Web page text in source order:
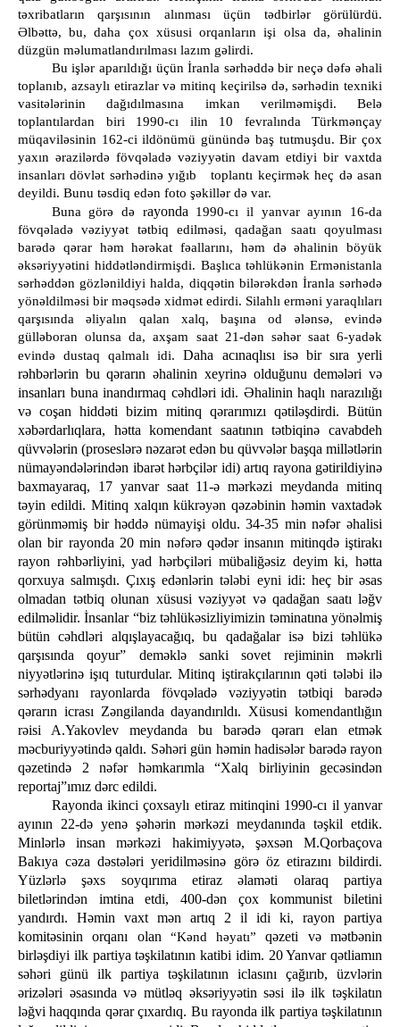
təxribatların qarşısının alınması üçün tədbirlər görülürdü.
Əlbəttə, bu, daha çox xüsusi orqanların işi olsa da, əhalinin
düzgün məlumatlandırılması lazım gəlirdi.
Bu işlər aparıldığı üçün İranla sərhəddə bir neçə dəfə əhali
toplanıb, azsaylı etirazlar və mitinq keçirilsə də, sərhədin texniki
vasitələrinin dağıdılmasına imkan verilməmişdi. Belə
toplantılardan biri 1990-cı ilin 10 fevralında Türkmənçay
müqaviləsinin 162-ci ildönümü günündə baş tutmuşdu. Bir çox
yaxın ərazilərdə fövqəladə vəziyyətin davam etdiyi bir vaxtda
insanları dövlət sərhədinə yığıb toplantı keçirmək heç də asan
deyildi. Bunu təsdiq edən foto şəkillər də var.
Buna görə də rayonda 1990-cı il yanvar ayının 16-da
fövqəladə vəziyyət tətbiq edilməsi, qadağan saatı qoyulması
barədə qərar həm hərəkat fəallarını, həm də əhalinin böyük
əksəriyyətini hiddətləndirmişdi. Başlıca təhlükənin Ermənistanla
sərhəddən gözlənildiyi halda, diqqətin bilərəkdən İranla sərhədə
yönəldilməsi bir məqsədə xidmət edirdi. Silahlı erməni yaraqlıları
qarşısında əliyalın qalan xalq, başına od ələnsə, evində
gülləboran olunsa da, axşam saat 21-dən səhər saat 6-yadək
evində dustaq qalmalı idi.Daha acınaqlısı isə bir sıra yerli
rəhbərlərin bu qərarın əhalinin xeyrinə olduğunu demələri və
insanları buna inandırmaq cəhdləri idi. Əhalinin haqlı narazılığı
və coşan hiddəti bizim mitinq qərarımızı qətiləşdirdi. Bütün
xəbərdarlıqlara, hətta komendant saatının tətbiqinə cavabdeh
qüvvələrin (proseslərə nəzarət edən bu qüvvələr başqa millətlərin
nümayəndələrindən ibarət hərbçilər idi) artıq rayona gətirildiyinə
baxmayaraq, 17 yanvar saat 11-ə mərkəzi meydanda mitinq
təyin edildi. Mitinq xalqın kükrəyən qəzəbinin həmin vaxtadək
görünməmiş bir həddə nümayişi oldu. 34-35 min nəfər əhalisi
olan bir rayonda 20 min nəfərə qədər insanın mitinqdə iştirakı
rayon rəhbərliyini, yad hərbçiləri mübaliğəsiz deyim ki, hətta
qorxuya salmışdı. Çıxış edənlərin tələbi eyni idi: heç bir əsas
olmadan tətbiq olunan xüsusi vəziyyət və qadağan saatı ləğv
edilməlidir. İnsanlar “biz təhlükəsizliyimizin təminatına yönəlmiş
bütün cəhdləri alqışlayacağıq, bu qadağalar isə bizi təhlükə
qarşısında qoyur” deməklə sanki sovet rejiminin məkrli
niyyətlərinə işıq tuturdular. Mitinq iştirakçılarının qəti tələbi ilə
sərhədyanı rayonlarda fövqəladə vəziyyətin tətbiqi barədə
qərarın icrası Zəngilanda dayandırıldı. Xüsusi komendantlığın
rəisi A.Yakovlev meydanda bu barədə qərarı elan etmək
məcburiyyətində qaldı. Səhəri gün həmin hadisələr barədə rayon
qəzetində 2 nəfər həmkarımla “Xalq birliyinin gecəsindən
reportaj”ımız dərc edildi.
Rayonda ikinci çoxsaylı etiraz mitinqini 1990-cı il yanvar
ayının 22-də yenə şəhərin mərkəzi meydanında təşkil etdik.
Minlərlə insan mərkəzi hakimiyyətə, şəxsən M.Qorbaçova
Bakıya cəza dəstələri yeridilməsinə görə öz etirazını bildirdi.
Yüzlərlə şəxs soyqırıma etiraz əlaməti olaraq partiya
biletlərindən imtina etdi, 400-dən çox kommunist biletini
yandırdı. Həmin vaxt mən artıq 2 il idi ki, rayon partiya
komitəsinin orqanı olan “Kənd həyatı”qəzeti və mətbənin
birləşdiyi ilk partiya təşkilatının katibi idim. 20 Yanvar qətliamın
səhəri günü ilk partiya təşkilatının iclasını çağırıb, üzvlərin
ərizələri əsasında və mütləq əksəriyyətin səsi ilə ilk təşkilatın
ləğvi haqqında qərar çıxardıq. Bu rayonda ilk partiya təşkilatının